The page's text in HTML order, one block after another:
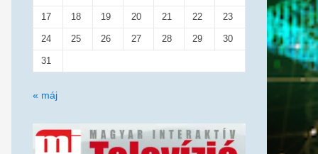
17 18 19 20 21 22 23
24 25 26 27 28 29 30
31
« máj